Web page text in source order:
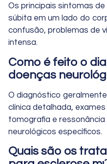
Os principais sintomas
súbita em um lado do
confusão, problemas de
intensa.
Como é feito o
doenças
O diagnóstico
clínica detalhada,
tomografia e
neurológicos específicos.
Quais são os